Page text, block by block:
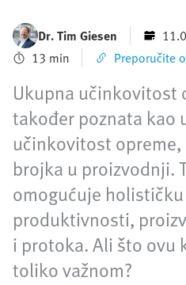
Dr. Tim Giesen
13 min
Preporučite
Ukupna učinkovitost
također poznata kao
učinkovitost
brojka u proizvodnji.
omogućuje
produktivnosti,
i protoka. Ali što ovu
toliko važnom?